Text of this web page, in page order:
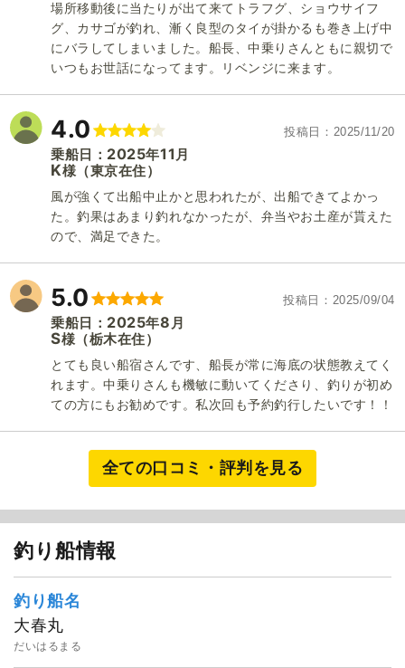
場所移動後に当たりが出て来てトラフグ、ショウサイフ
グ、カサゴが釣れ、漸く良型のタイが掛かるも巻き上げ中
にバラしてしまいました。船長、中乗りさんともに親切で
いつもお世話になってます。リベンジに来ます。
4.0 投稿日 2025/11/20
乗船日： 2025年11 月
K様 （東京在住）
風が強くて出船中止かと思われたが、出船できてよかっ
た。釣果はあまり釣れなかったが、弁当やお土産が貰えた
ので、満足できた。
5.0 投稿日 2025/09/04
乗船日： 2025年8 月
S様 （栃木在住）
とても良い船宿さんです、船長が常に海底の状態教えてく
れます。中乗りさんも機敏に動いてくださり、釣りが初め
ての方にもお勧めです。私次回も予約釣行したいです！！
全ての口コミ・評判を見る
釣り船情報
釣り船名
大春丸
だいはるまる
大春丸
1 / 20